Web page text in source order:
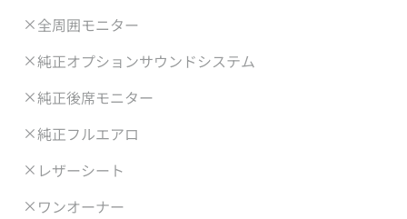
全周囲モニター
純正オプションサウンドシステム
純正後席モニター
純正フルエアロ
レザーシート
ワンオーナー